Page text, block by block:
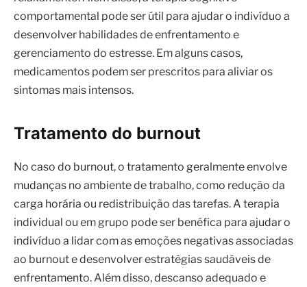
comportamental pode ser útil para ajudar o indivíduo a
desenvolver habilidades de enfrentamento e
gerenciamento do estresse. Em alguns casos,
medicamentos podem ser prescritos para aliviar os
sintomas mais intensos.
Tratamento do burnout
No caso do burnout, o tratamento geralmente envolve
mudanças no ambiente de trabalho, como redução da
carga horária ou redistribuição das tarefas. A terapia
individual ou em grupo pode ser benéfica para ajudar o
indivíduo a lidar com as emoções negativas associadas
ao burnout e desenvolver estratégias saudáveis ​​de
enfrentamento. Além disso, descanso adequado e